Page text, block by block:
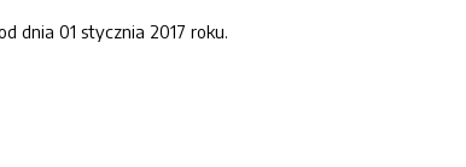
dnia 01 stycznia 2017 roku.